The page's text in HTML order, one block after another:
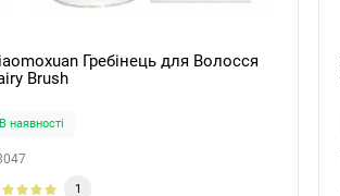
Гребінець для Волосся
Brush
В наявності
1